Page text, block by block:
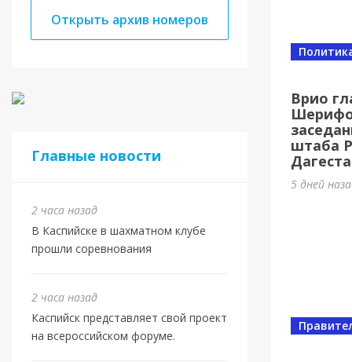
Открыть архив номеров
Главные новости
2 часа назад
В Каспийске в шахматном клубе
прошли соревнования
2 часа назад
Каспийск представляет свой проект
на всероссийском форуме.
Спорт
24 часа
Врио
штаба
5 дней